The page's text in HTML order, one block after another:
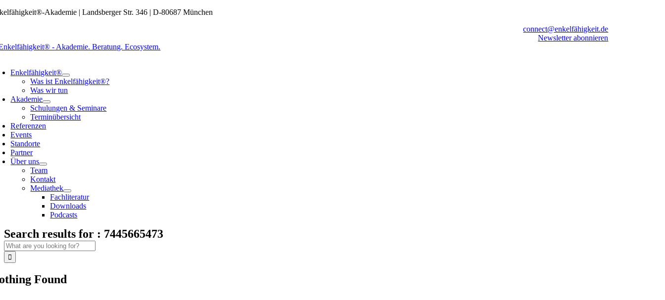
Zum
Akademie | Landsberger Str. 346 | D-80687 München
connect@enkelfähigkeit.de
Newsletter abonnieren
Enkelfähigkeit®
Was ist Enkelfähigkeit®?
Was wir tun
Akademie
Schulungen & Seminare
Terminübersicht
Referenzen
Events
Standorte
Partner
Über uns
Team
Kontakt
Mediathek
Fachliteratur
Downloads
Podcasts
Search results for : 7445665473
Suche
nach:
Found